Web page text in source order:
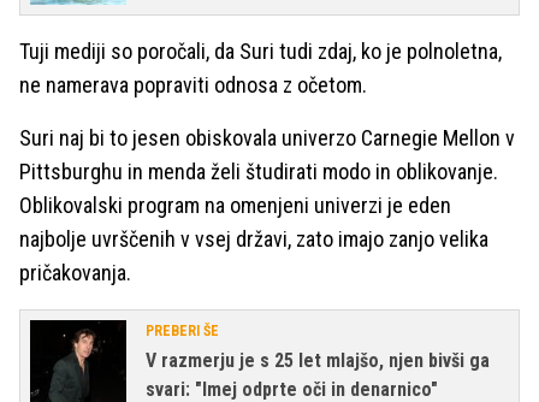
Tuji mediji so poročali, da Suri tudi zdaj, ko je polnoletna,
ne namerava popraviti odnosa z očetom.
Suri naj bi to jesen obiskovala univerzo Carnegie Mellon v
Pittsburghu in menda želi študirati modo in oblikovanje.
Oblikovalski program na omenjeni univerzi je eden
najbolje uvrščenih v vsej državi, zato imajo zanjo velika
pričakovanja.
PREBERI ŠE
V razmerju je s 25 let mlajšo, njen bivši ga
svari: "Imej odprte oči in denarnico"